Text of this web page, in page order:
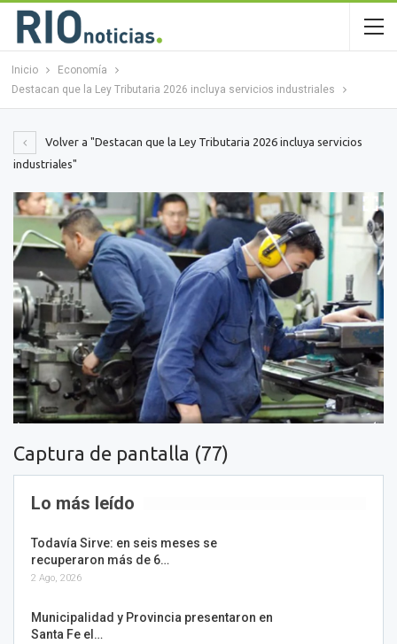
Inicio
Economía
Destacan que la Ley Tributaria 2026 incluya servicios industriales
Volver a "Destacan que la Ley Tributaria 2026 incluya servicios
industriales"
Captura de pantalla (77)
Lo más leído
Todavía Sirve: en seis meses se
recuperaron más de 6…
2 Ago, 2026
Municipalidad y Provincia presentaron en
Santa Fe el…